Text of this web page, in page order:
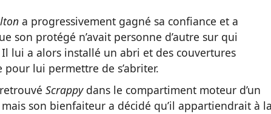
a progressivement gagné sa confiance et a
son protégé n’avait personne d’autre sur qui
lui a alors installé un abri et des couvertures
lui permettre de s’abriter.
Scrappy dans le compartiment moteur d’un
son bienfaiteur a décidé qu’il appartiendrait à